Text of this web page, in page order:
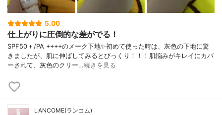
5.00
仕上がりに圧倒的な差がでる！
SPF50＋/PA ++++のメーク下地✨初めて使った時は、灰色の下地に驚
きましたが、肌に伸ばしてみるとびっくり！！！肌悩みがキレイにカバ
ーされて、灰色のクリー…続きを見る
LANCOME(ランコム)